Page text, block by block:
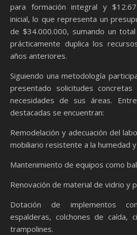
para formación integral y
inicial, lo que representa un
de $34.000.000, sumando un
prácticamente duplica los
años anteriores.
Siguiendo una metodología
presentado solicitudes
necesidades de sus áreas.
destacadas se encuentran:
Remodelación y adecuación del
mobiliario resistente a la humedad
Mantenimiento de equipos como
Renovación de material de vidrio y
Dotación de implementos
espalderas, colchones de caída,
trampolines.